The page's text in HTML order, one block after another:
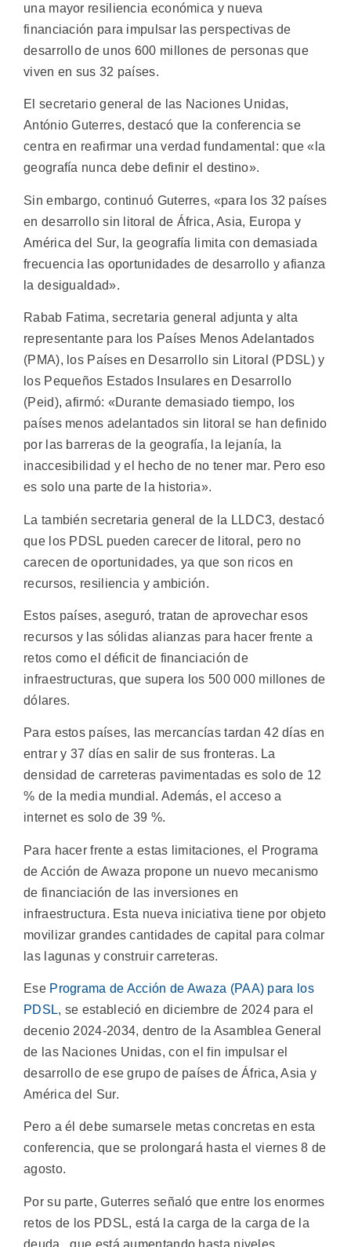
una mayor resiliencia económica y nueva
financiación para impulsar las perspectivas de
desarrollo de unos 600 millones de personas que
viven en sus 32 países.
El secretario general de las Naciones Unidas,
António Guterres, destacó que la conferencia se
centra en reafirmar una verdad fundamental: que «la
geografía nunca debe definir el destino».
Sin embargo, continuó Guterres, «para los 32 países
en desarrollo sin litoral de África, Asia, Europa y
América del Sur, la geografía limita con demasiada
frecuencia las oportunidades de desarrollo y afianza
la desigualdad».
Rabab Fatima, secretaria general adjunta y alta
representante para los Países Menos Adelantados
(PMA), los Países en Desarrollo sin Litoral (PDSL) y
los Pequeños Estados Insulares en Desarrollo
(Peid), afirmó: «Durante demasiado tiempo, los
países menos adelantados sin litoral se han definido
por las barreras de la geografía, la lejanía, la
inaccesibilidad y el hecho de no tener mar. Pero eso
es solo una parte de la historia».
La también secretaria general de la LLDC3, destacó
que los PDSL pueden carecer de litoral, pero no
carecen de oportunidades, ya que son ricos en
recursos, resiliencia y ambición.
Estos países, aseguró, tratan de aprovechar esos
recursos y las sólidas alianzas para hacer frente a
retos como el déficit de financiación de
infraestructuras, que supera los 500 000 millones de
dólares.
Para estos países, las mercancías tardan 42 días en
entrar y 37 días en salir de sus fronteras. La
densidad de carreteras pavimentadas es solo de 12
% de la media mundial. Además, el acceso a
internet es solo de 39 %.
Para hacer frente a estas limitaciones, el Programa
de Acción de Awaza propone un nuevo mecanismo
de financiación de las inversiones en
infraestructura. Esta nueva iniciativa tiene por objeto
movilizar grandes cantidades de capital para colmar
las lagunas y construir carreteras.
Ese Programa de Acción de Awaza (PAA) para los
PDSL, se estableció en diciembre de 2024 para el
decenio 2024-2034, dentro de la Asamblea General
de las Naciones Unidas, con el fin impulsar el
desarrollo de ese grupo de países de África, Asia y
América del Sur.
Pero a él debe sumarsele metas concretas en esta
conferencia, que se prolongará hasta el viernes 8 de
agosto.
Por su parte, Guterres señaló que entre los enormes
retos de los PDSL, está la carga de la carga de la
deuda, que está aumentando hasta niveles